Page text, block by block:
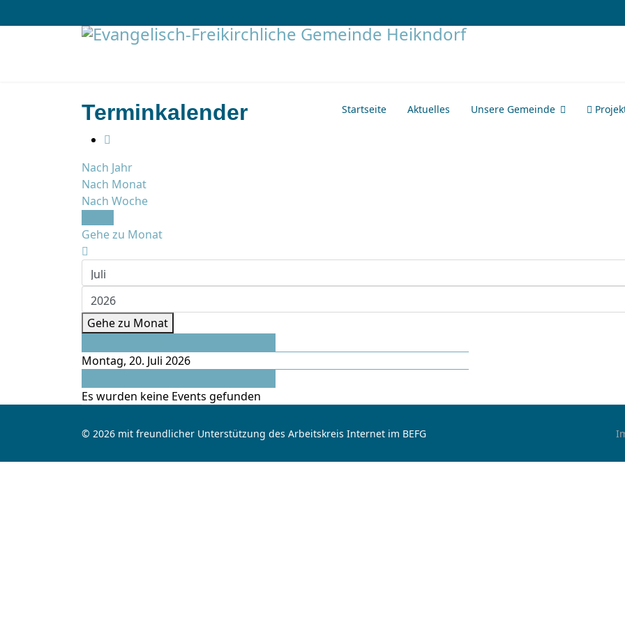
Startseite Aktuelles Unsere Gemeinde
Terminkalender
Nach Jahr
Nach Monat
Nach Woche
Gehe zu Monat
Gehe zu Monat
Montag, 20. Juli 2026
Es wurden keine Events gefunden
© 2026 mit freundlicher Unterstützung des Arbeitskreis Internet im BEFG